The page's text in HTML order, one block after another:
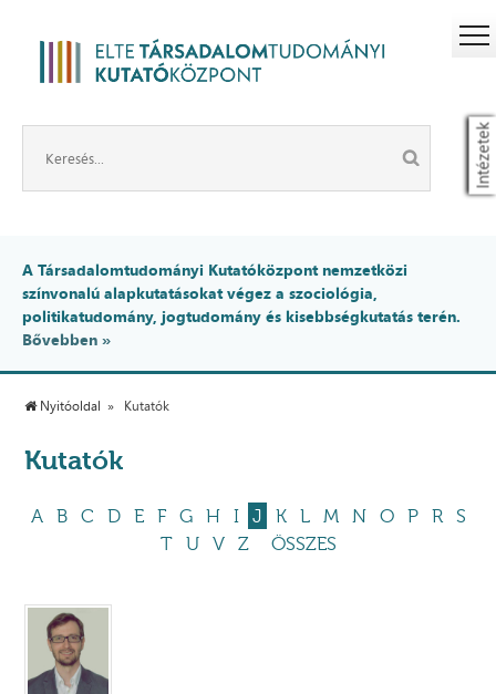
Intézetek
A Társadalomtudományi Kutatóközpont nemzetközi
színvonalú alapkutatásokat végez a szociológia,
politikatudomány, jogtudomány és kisebbségkutatás terén.
Bővebben »
Nyitóoldal Kutatók
Kutatók
A B C D E F G H I J K L M N O P R
S
T
U V Z ÖSSZES